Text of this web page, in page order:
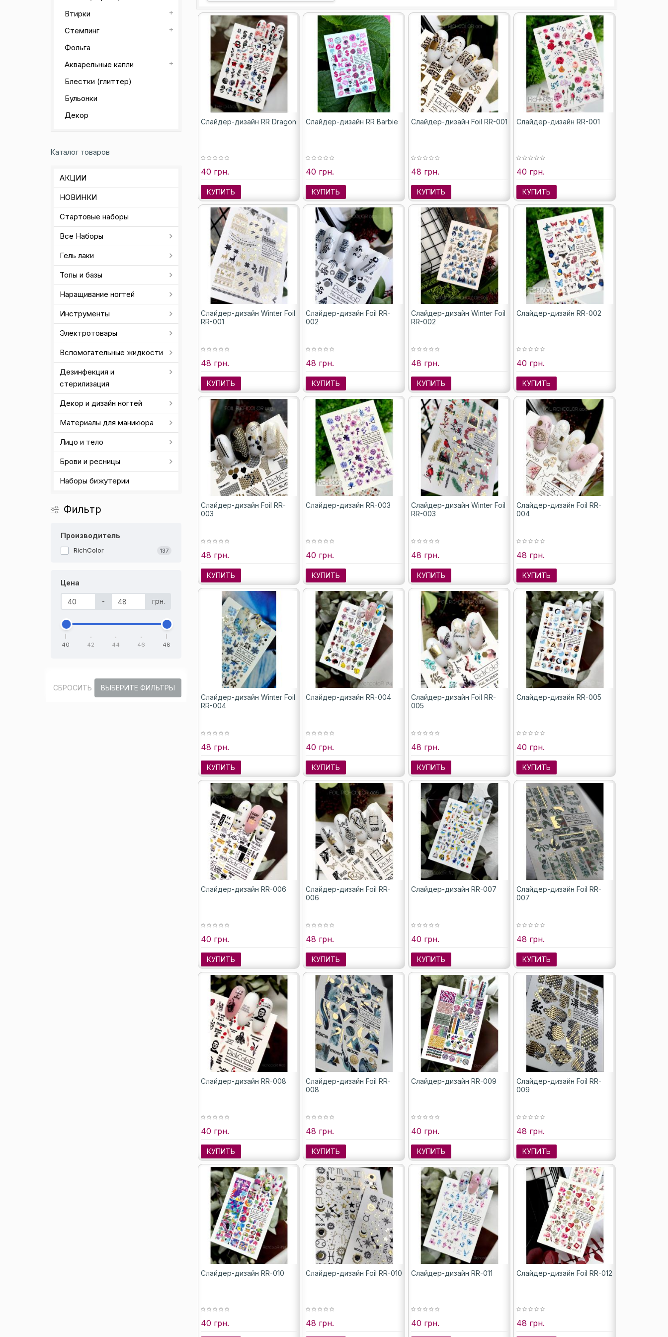
Втирки
Стемпинг
Фольга
Акварельные капли
Блестки (глиттер)
Бульонки
Декор
Каталог товаров
АКЦИИ
НОВИНКИ
Стартовые наборы
Все Наборы
Гель лаки
Топы и базы
Наращивание ногтей
Инструменты
Электротовары
Вспомогательные жидкости
Дезинфекция и
стерилизация
Декор и дизайн ногтей
Материалы для маникюра
Лицо и тело
Брови и ресницы
Наборы бижутерии
Фильтр
Производитель
RichColor 137
Цена
- грн.
40 42 44 46 48
СБРОСИТЬ ВЫБЕРИТЕ ФИЛЬТРЫ
Слайдер-дизайн RR Dragon
40 грн.
КУПИТЬ
Слайдер-дизайн RR Barbie
40 грн.
КУПИТЬ
Слайдер-дизайн Foil RR-001
48 грн.
КУПИТЬ
Слайдер-дизайн RR-001
40 грн.
КУПИТЬ
Слайдер-дизайн Winter Foil
RR-001
48 грн.
КУПИТЬ
Слайдер-дизайн Foil RR-
002
48 грн.
КУПИТЬ
Слайдер-дизайн Winter Foil
RR-002
48 грн.
КУПИТЬ
Слайдер-дизайн RR-002
40 грн.
КУПИТЬ
Слайдер-дизайн Foil RR-
003
48 грн.
КУПИТЬ
Слайдер-дизайн RR-003
40 грн.
КУПИТЬ
Слайдер-дизайн Winter Foil
RR-003
48 грн.
КУПИТЬ
Слайдер-дизайн Foil RR-
004
48 грн.
КУПИТЬ
Слайдер-дизайн Winter Foil
RR-004
48 грн.
КУПИТЬ
Слайдер-дизайн RR-004
40 грн.
КУПИТЬ
Слайдер-дизайн Foil RR-
005
48 грн.
КУПИТЬ
Слайдер-дизайн RR-005
40 грн.
КУПИТЬ
Слайдер-дизайн RR-006
40 грн.
КУПИТЬ
Слайдер-дизайн Foil RR-
006
48 грн.
КУПИТЬ
Слайдер-дизайн RR-007
40 грн.
КУПИТЬ
Слайдер-дизайн Foil RR-
007
48 грн.
КУПИТЬ
Слайдер-дизайн RR-008
40 грн.
КУПИТЬ
Слайдер-дизайн Foil RR-
008
48 грн.
КУПИТЬ
Слайдер-дизайн RR-009
40 грн.
КУПИТЬ
Слайдер-дизайн Foil RR-
009
48 грн.
КУПИТЬ
Слайдер-дизайн RR-010
40 грн.
Слайдер-дизайн Foil RR-010
48 грн.
Слайдер-дизайн RR-011
40 грн.
Слайдер-дизайн Foil RR-012
48 грн.